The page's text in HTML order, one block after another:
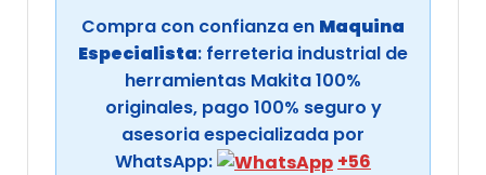
Compra con confianza en Maquina
Especialista: ferreteria industrial de
herramientas Makita 100%
originales, pago 100% seguro y
asesoria especializada por
WhatsApp:
+56